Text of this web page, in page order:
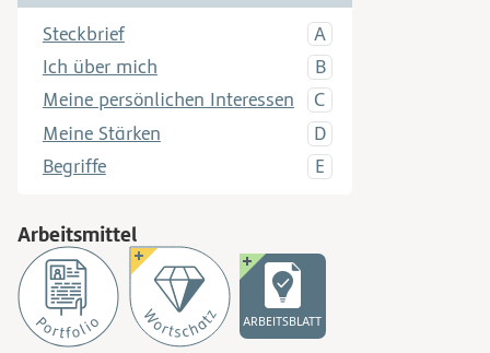
Steckbrief
Ich über mich
Meine persönlichen Interessen
Meine Stärken
Begriffe
Arbeitsmittel
ARBEITSBLATT